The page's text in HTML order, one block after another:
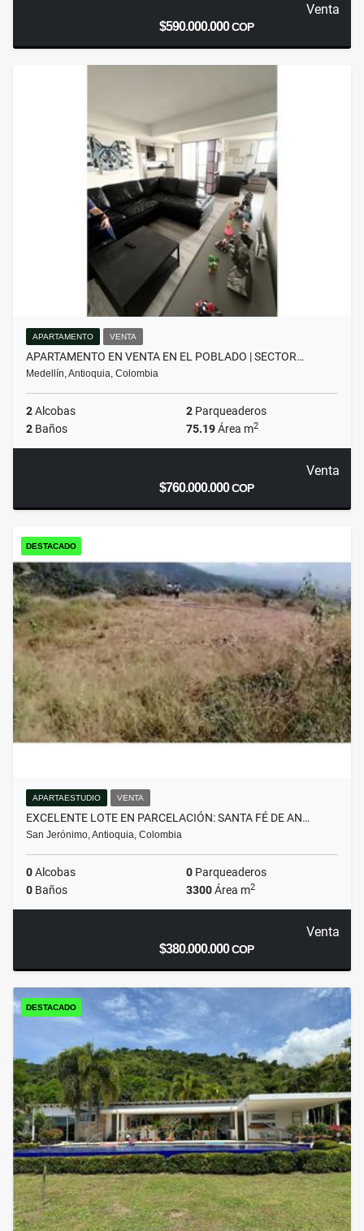
Venta
$590.000.000COP
APARTAMENTO VENTA
APARTAMENTO EN VENTA EN EL POBLADO | SECTOR…
Medellín, Antioquia, Colombia
2Alcobas 2 Parqueaderos
2 Baños 75.19Área m2
Venta
$760.000.000COP
DESTACADO
APARTAESTUDIO VENTA
EXCELENTE LOTE EN PARCELACIÓN: SANTA FÉ DE AN…
San Jerónimo, Antioquia, Colombia
0Alcobas 0 Parqueaderos
0 Baños 3300Área m2
Venta
$380.000.000COP
DESTACADO